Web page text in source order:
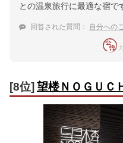
との温泉旅行に最適な宿で
回答された質問： 自分へのご褒美に
[8位]望楼ＮＯＧＵＣ